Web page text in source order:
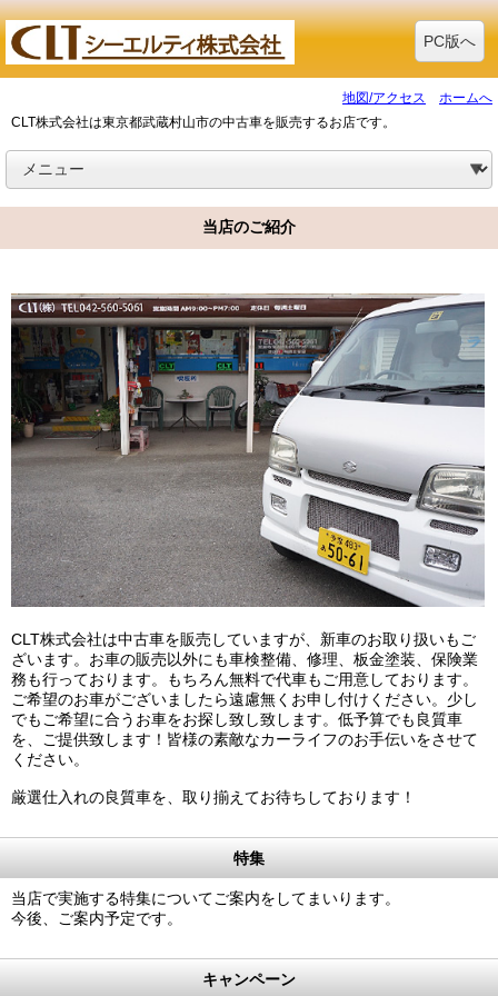
PC版へ
地図/アクセス
ホームへ
CLT株式会社は東京都武蔵村山市の中古車を販売するお店です。
当店のご紹介
CLT株式会社は中古車を販売していますが、新車のお取り扱いもご
ざいます。お車の販売以外にも車検整備、修理、板金塗装、保険業
務も行っております。もちろん無料で代車もご用意しております。
ご希望のお車がございましたら遠慮無くお申し付けください。少し
でもご希望に合うお車をお探し致し致します。低予算でも良質車
を、ご提供致します！皆様の素敵なカーライフのお手伝いをさせて
ください。
厳選仕入れの良質車を、取り揃えてお待ちしております！
特集
当店で実施する特集についてご案内をしてまいります。
今後、ご案内予定です。
キャンペーン